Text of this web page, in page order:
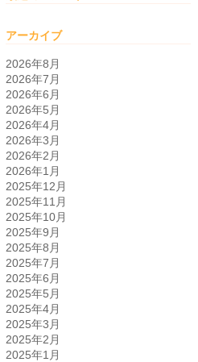
アーカイブ
2026年8月
2026年7月
2026年6月
2026年5月
2026年4月
2026年3月
2026年2月
2026年1月
2025年12月
2025年11月
2025年10月
2025年9月
2025年8月
2025年7月
2025年6月
2025年5月
2025年4月
2025年3月
2025年2月
2025年1月